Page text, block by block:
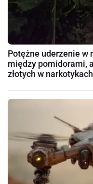
Potężne uderzenie w
między pomidorami,
złotych w narkotykach